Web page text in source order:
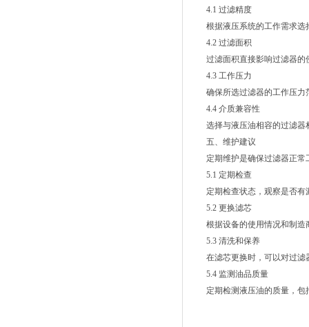
4.1 过滤精度
根据液压系统的工作需求选择
4.2 过滤面积
过滤面积直接影响过滤器的
4.3 工作压力
确保所选过滤器的工作压力
4.4 介质兼容性
选择与液压油相容的过滤器
五、维护建议
定期维护是确保过滤器正常
5.1 定期检查
定期检查状态，观察是否有
5.2 更换滤芯
根据设备的使用情况和制造
5.3 清洗和保养
在滤芯更换时，可以对过滤
5.4 监测油品质量
定期检测液压油的质量，包